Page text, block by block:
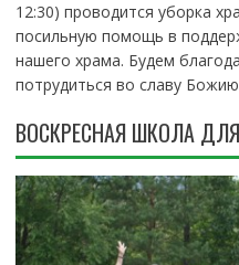
12:30) проводится уборка
посильную помощь в
нашего храма. Будем
потрудиться во славу
ВОСКРЕСНАЯ ШКОЛА